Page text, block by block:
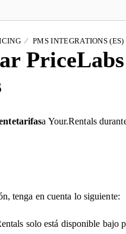
PMS INTEGRATIONS (ES)
tarifasa Your.Rentals
tenga en cuenta lo siguiente:
solo está disponible bajo